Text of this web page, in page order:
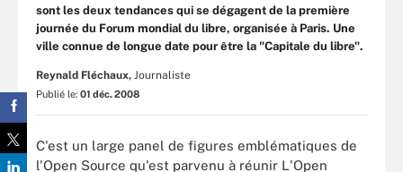
sont les deux tendances qui se dégagent de la première
journée du Forum mondial du libre, organisée à Paris. Une
ville connue de longue date pour être la "Capitale du libre".
Reynald Fléchaux, Journaliste
Publié le: 01 déc. 2008
C'est un large panel de figures emblématiques de
l'Open Source qu'est parvenu à réunir L'Open